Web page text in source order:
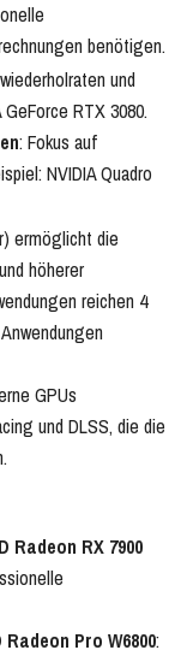
benötigen.
und
RTX 3080.
: Fokus auf
NVIDIA Quadro
ermöglicht die
höherer
reichen 4
GPUs
und DLSS, die die
Radeon RX 7900
Radeon Pro W6800: